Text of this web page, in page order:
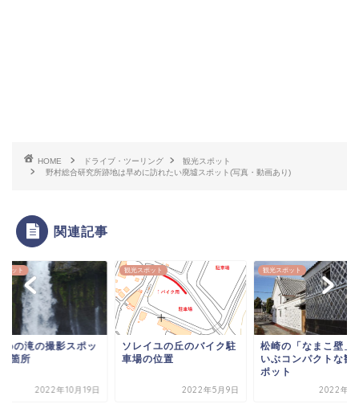
HOME ドライブ・ツーリング
観光スポット
野村総合研究所跡地は早めに訪れたい廃墟スポット(写真・動画あり)
関連記事
ポット
めの滝の撮影スポッ
2箇所
2022年10月19日
観光スポット
ソレイユの丘のバイク駐
車場の位置
2022年5月9日
観光スポット
松崎の「なまこ壁」
いぶコンパクトな観
ポット
2022年2